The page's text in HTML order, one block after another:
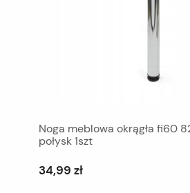
Noga meblowa okrągła fi60
połysk 1szt
34,99 zł